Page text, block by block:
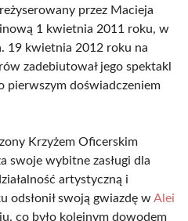
przez Macieja
1 kwietnia 2011 roku, w
19 kwietnia 2012 roku na
zadebiutował jego spektakl
pierwszym doświadczeniem
Krzyżem Oficerskim
swoje wybitne zasługi dla
artystyczną i
odsłonił swoją gwiazdę wAlei
co było kolejnym dowodem